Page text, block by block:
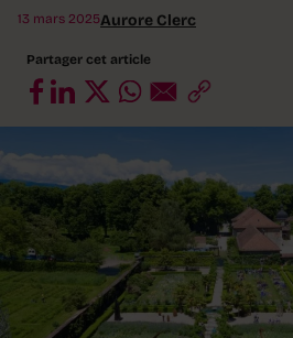
13 mars 2025Aurore Clerc
Partager cet article